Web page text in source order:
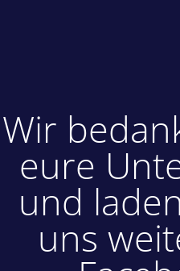
Wir
eure
und
uns